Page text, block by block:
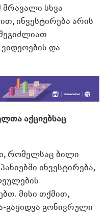
მრავალი სხვა
ინვესტირება არის
და
აქციებსაც
რომელსაც ბილი
ინვესტირება,
მისი თქმით,
გაყიდვა გონივრული